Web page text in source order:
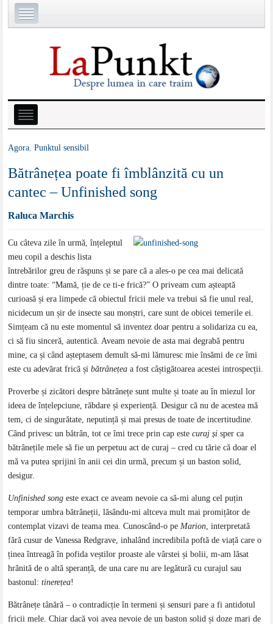
Agora ,Punktul sensibil
Bătrânețea poate fi îmblânzită cu un
cantec – Unfinished song
Raluca Marchis
Cu câteva zile în urmă, înțeleptul
meu copil a deschis lista
întrebărilor greu de răspuns și se pare că a ales-o pe cea mai delicată
dintre toate: “Mamă, ție de ce ti-e frică?” O priveam cum așteaptă
curioasă și era limpede că obiectul fricii mele va trebui să fie unul real,
nicidecum un șir de insecte sau monștri, care sunt de obicei temerile ei.
Simțeam că nu este momentul să inventez doar pentru a solidariza cu ea,
ci să fiu sinceră, autentică. Aveam nevoie de asta mai degrabă pentru
mine, ca și când așteptasem demult să-mi lămuresc mie însămi dece îmi
este cu adevărat frică șibătrânețea a fost câștigătoarea acestei introspecții.
Proverbe și zicători despre bătrânețe sunt multe și toate au în miezul lor
ideea de înțelepciune, răbdare și experiență. Desigur că nu de acestea mă
tem, ci de singurătate, neputință și mai presus de toate de incertitudine.
Când privesc un bătrân, tot ce îmi trece prin cap estecurajșisper ca
bătrânețile mele să fie un perpetuu act de curaj – cred cu tărie că doar el
mă va putea sprijini în anii cei din urmă, precum și un baston solid,
desigur.
Unfinished songeste exact ce aveam nevoie ca să-mi alung cel puțin
temporar umbra bătrâneții, lăsându-mi altceva mult mai promițător de
contemplat vizavi de teama mea. Cunoscând-o pe Marion , interpretată
fără cusur de Vanessa Redgrave, inhalând incredibila poftă de viață care o
ținea întreagă în pofida veștilor proaste ale vârstei și bolii, m-am lăsat
hrănită de o altă speranță, de una care nu are legătură cu curajul sau
bastonul:tinerețea!
Bătrânețe tânără – o contradicție în termeni și sensuri pare a fi antidotul
fricii mele. Chiar dacă voi avea nevoie de un baston solid și doze mari de